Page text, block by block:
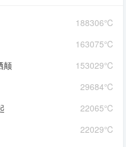
188306℃
163075℃
153029℃
颠
29684℃
22065℃
22029℃